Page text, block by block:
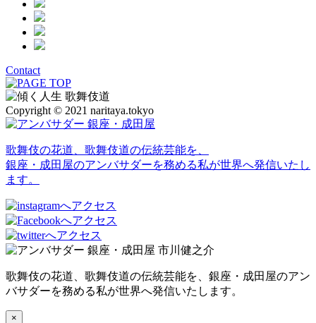
Contact
Copyright © 2021 naritaya.tokyo
歌舞伎の花道、歌舞伎道の伝統芸能を、
銀座・成田屋のアンバサダーを務める私が世界へ発信いたし
ます。
歌舞伎の花道、歌舞伎道の伝統芸能を、銀座・成田屋のアン
バサダーを務める私が世界へ発信いたします。
×